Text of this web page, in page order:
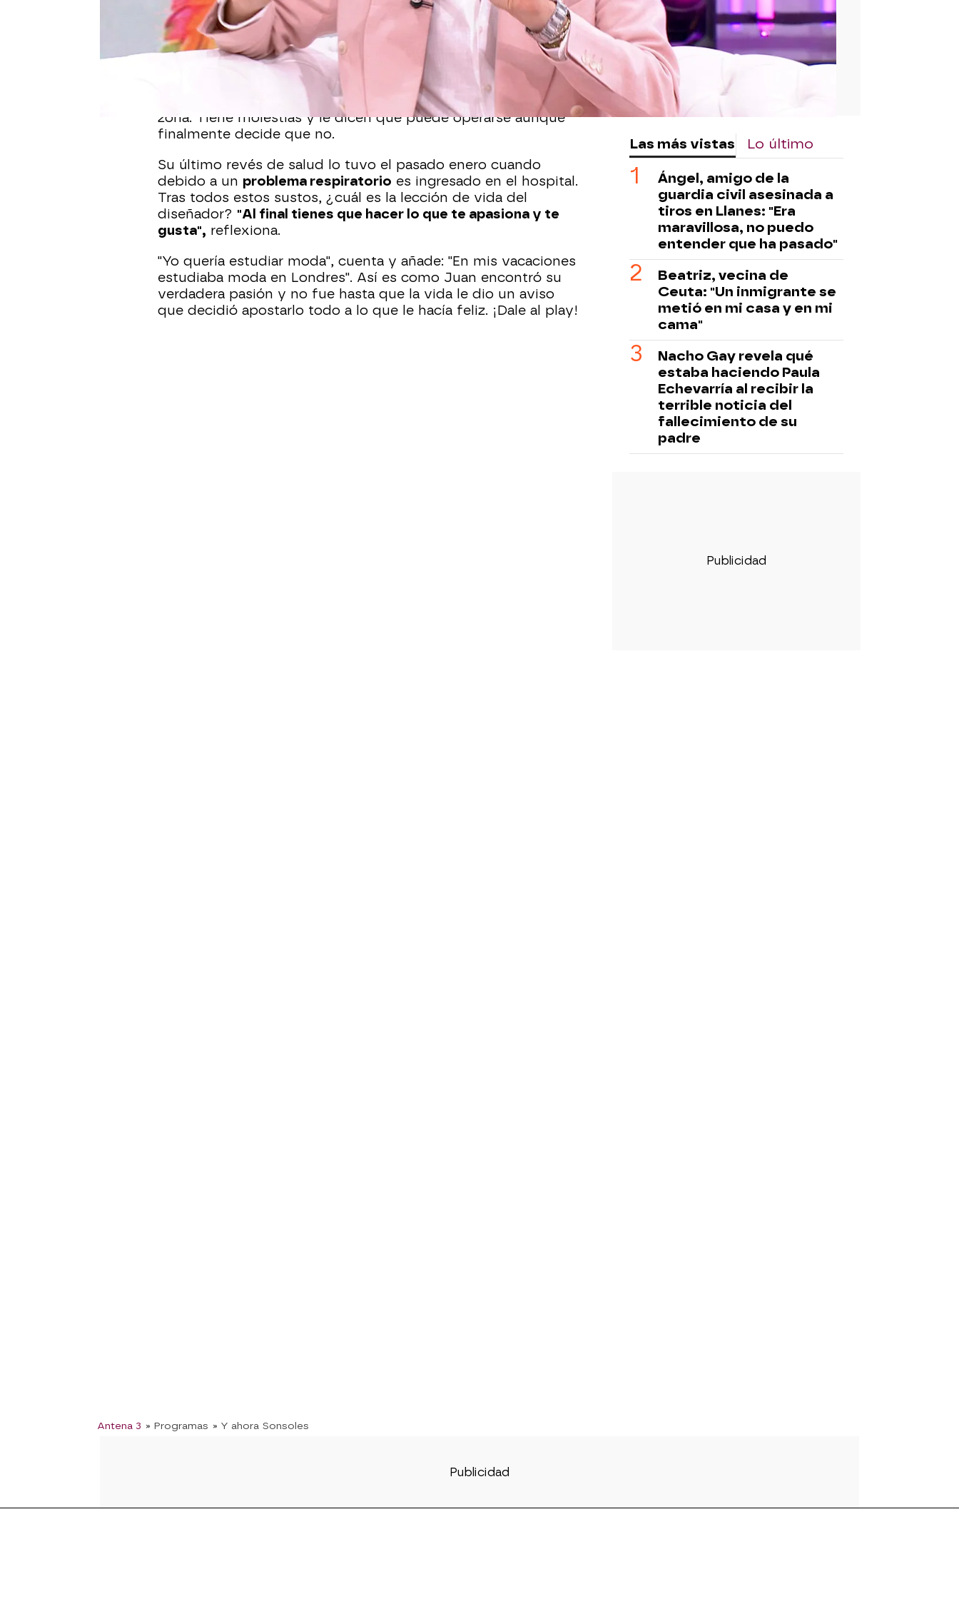
Cuando solo tiene 26 años,
Juan Avellaneda recibe una de las
peores noticias de su vida: tiene cáncer de testículos.
Finalmente supera la enfermedad aunque años más tarde
recibiría un nuevo susto.
Los fantasmas del pasado regresan cuando el año pasado
vuelven a encontrar al diseñador una serie de bultos en la
zona. Tiene molestias y le dicen que puede operarse aunque
finalmente decide que no.
Su último revés de salud lo tuvo el pasado enero cuando
debido a un problema respiratorio es ingresado en el hospital.
Tras todos estos sustos, ¿cuál es la lección de vida del
diseñador? "Al final tienes que hacer lo que te apasiona y te
gusta", reflexiona.
"Yo quería estudiar moda", cuenta y añade: "En mis vacaciones
estudiaba moda en Londres". Así es como Juan encontró su
verdadera pasión y no fue hasta que la vida le dio un aviso
que decidió apostarlo todo a lo que le hacía feliz. ¡Dale al play!
Antena 3 » Programas » Y ahora Sonsoles
Las más vistas Lo último
Ángel, amigo de la
guardia civil asesinada a
tiros en Llanes: "Era
maravillosa, no puedo
entender que ha pasado"
Beatriz, vecina de
Ceuta: "Un inmigrante se
metió en mi casa y en mi
cama"
Nacho Gay revela qué
estaba haciendo Paula
Echevarría al recibir la
terrible noticia del
fallecimiento de su
padre